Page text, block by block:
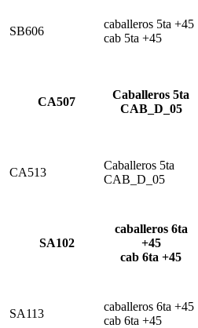
SB606
caballeros 5ta +45
cab 5ta +45
CA507
Caballeros 5ta
CAB_D_05
CA513
Caballeros 5ta
CAB_D_05
SA102
caballeros 6ta
+45
cab 6ta +45
SA113
caballeros 6ta +45
cab 6ta +45